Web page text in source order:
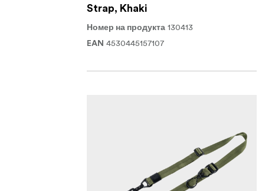
Strap, Khaki
Номер на продукта 130413
EAN 4530445157107